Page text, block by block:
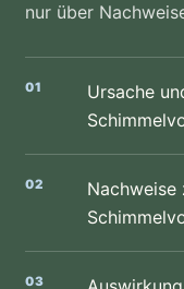
nur über
Ursache
Nachweise